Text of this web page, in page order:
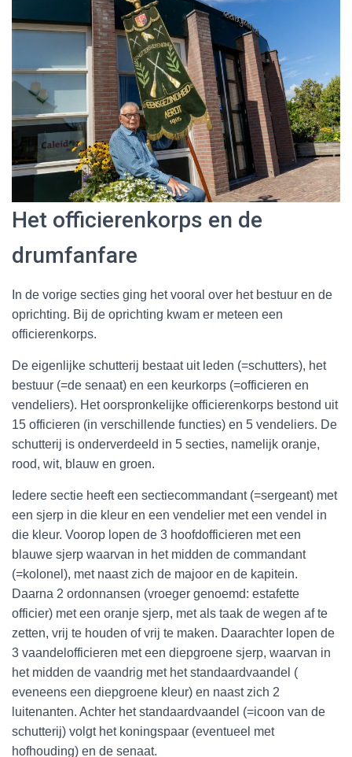
Het officierenkorps en de
drumfanfare
In de vorige secties ging het vooral over het bestuur en de
oprichting. Bij de oprichting kwam er meteen een
officierenkorps.
De eigenlijke schutterij bestaat uit leden (=schutters), het
bestuur (=de senaat) en een keurkorps (=officieren en
vendeliers). Het oorspronkelijke officierenkorps bestond uit
15 officieren (in verschillende functies) en 5 vendeliers. De
schutterij is onderverdeeld in 5 secties, namelijk oranje,
rood, wit, blauw en groen.
Iedere sectie heeft een sectiecommandant (=sergeant) met
een sjerp in die kleur en een vendelier met een vendel in
die kleur. Voorop lopen de 3 hoofdofficieren met een
blauwe sjerp waarvan in het midden de commandant
(=kolonel), met naast zich de majoor en de kapitein.
Daarna 2 ordonnansen (vroeger genoemd: estafette
officier) met een oranje sjerp, met als taak de wegen af te
zetten, vrij te houden of vrij te maken. Daarachter lopen de
3 vaandelofficieren met een diepgroene sjerp, waarvan in
het midden de vaandrig met het standaardvaandel (
eveneens een diepgroene kleur) en naast zich 2
luitenanten. Achter het standaardvaandel (=icoon van de
schutterij) volgt het koningspaar (eventueel met
hofhouding) en de senaat.